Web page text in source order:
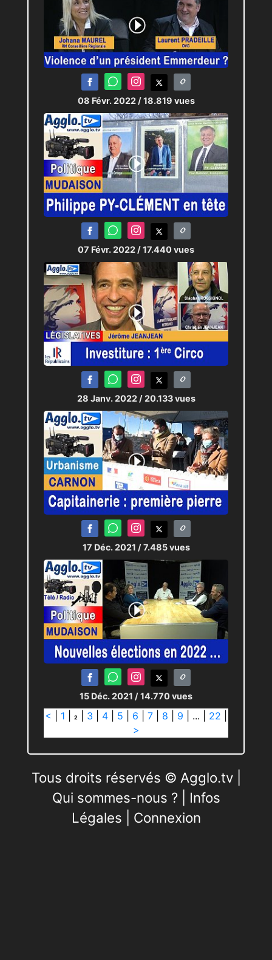
08 Févr. 2022 / 18.819 vues
07 Févr. 2022 / 17.440 vues
28 Janv. 2022 / 20.133 vues
17 Déc. 2021 / 7.485 vues
15 Déc. 2021 / 14.770 vues
< 1 2 3 4 5 6 7 8 9 ... 22
>
Tous droits réservés © Agglo.tv |
Qui sommes-nous ?| Infos
Légales
Connexion